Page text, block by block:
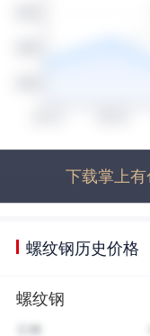
下载掌上
螺纹钢历史价格
螺纹钢